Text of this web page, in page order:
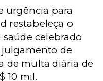
urgência para
restabeleça o
celebrado
de
de multa diária de
10 mil.